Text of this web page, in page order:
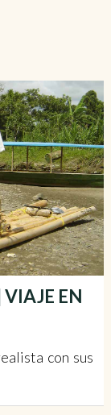
EN
con sus